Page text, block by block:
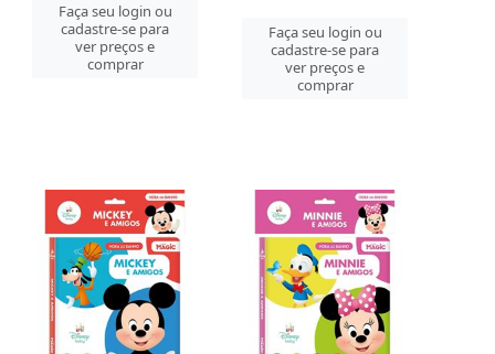
Faça seu login ou
cadastre-se para
ver preços e
comprar
Faça seu login ou
cadastre-se para
ver preços e
comprar